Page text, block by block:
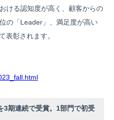
ける認知度が高く、顧客からの
の「Leader」、満足度が高い
表彰されます。
3期連続で受賞。1部門で初受